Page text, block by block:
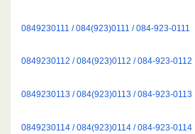
0849230111 / 084(923)0111 / 084-923-0111
0849230112 / 084(923)0112 / 084-923-0112
0849230113 / 084(923)0113 / 084-923-0113
0849230114 / 084(923)0114 / 084-923-0114